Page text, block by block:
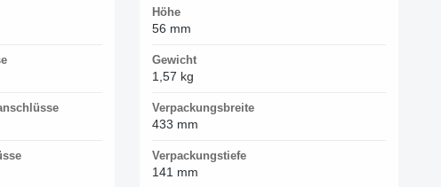
Höhe
56 mm
Gewicht
1,57 kg
Verpackungsbreite
433 mm
Verpackungstiefe
141 mm